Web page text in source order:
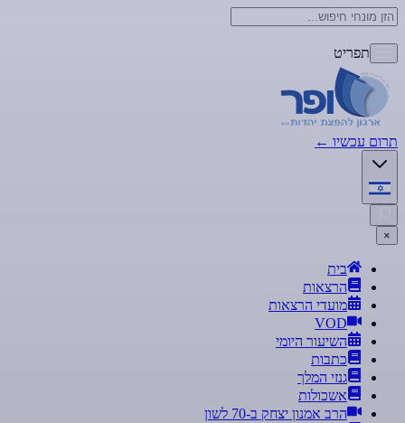
תפריט
תרום עכשיו ←
×
בית
הרצאות
מועדי הרצאות
VOD
השיעור היומי
כתבות
גנזי המלך
אשכולות
הרב אמנון יצחק ב-70 לשון